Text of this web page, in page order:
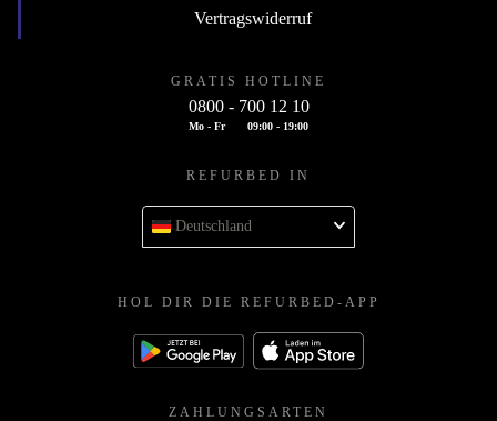
Vertragswiderruf
GRATIS HOTLINE
0800 - 700 12 10
Mo - Fr 09:00 - 19:00
REFURBED IN
Deutschland
HOL DIR DIE REFURBED-APP
ZAHLUNGSARTEN